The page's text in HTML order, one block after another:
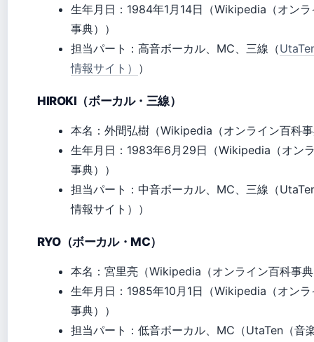
生年月日：1984年1月14日（Wikipedia（オン
事典））
担当パート：高音ボーカル、MC、三線（
情報サイト） ）
HIROKI（ボーカル・三線）
本名：外間弘樹（Wikipedia（オンライン百科
生年月日：1983年6月29日（Wikipedia（オン
事典））
担当パート：中音ボーカル、MC、三線（
情報サイト））
RYO（ボーカル・MC）
本名：宮里亮（Wikipedia（オンライン百科事
生年月日：1985年10月1日（Wikipedia（オン
事典））
担当パート：低音ボーカル、MC（UtaTen（音